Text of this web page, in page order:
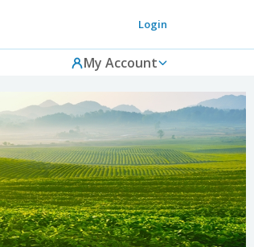
Login
My Account